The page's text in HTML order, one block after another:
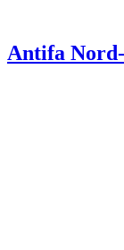
Antifa